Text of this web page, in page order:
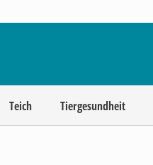
Teich Tiergesundheit